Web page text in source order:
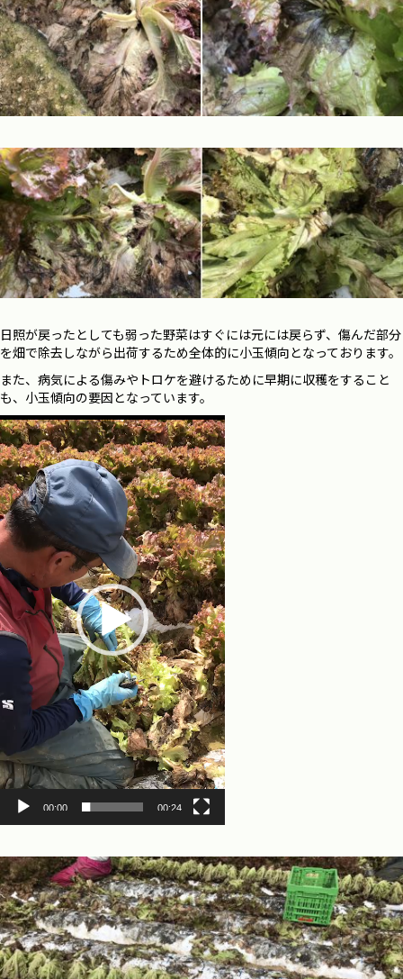
日照が戻ったとしても弱った野菜はすぐには元には戻らず、傷んだ部分
を畑で除去しながら出荷するため全体的に小玉傾向となっております。
また、病気による傷みやトロケを避けるために早期に収穫をすること
も、小玉傾向の要因となっています。
動
画
プ
レ
ー
ヤ
ー
00:00 00:24